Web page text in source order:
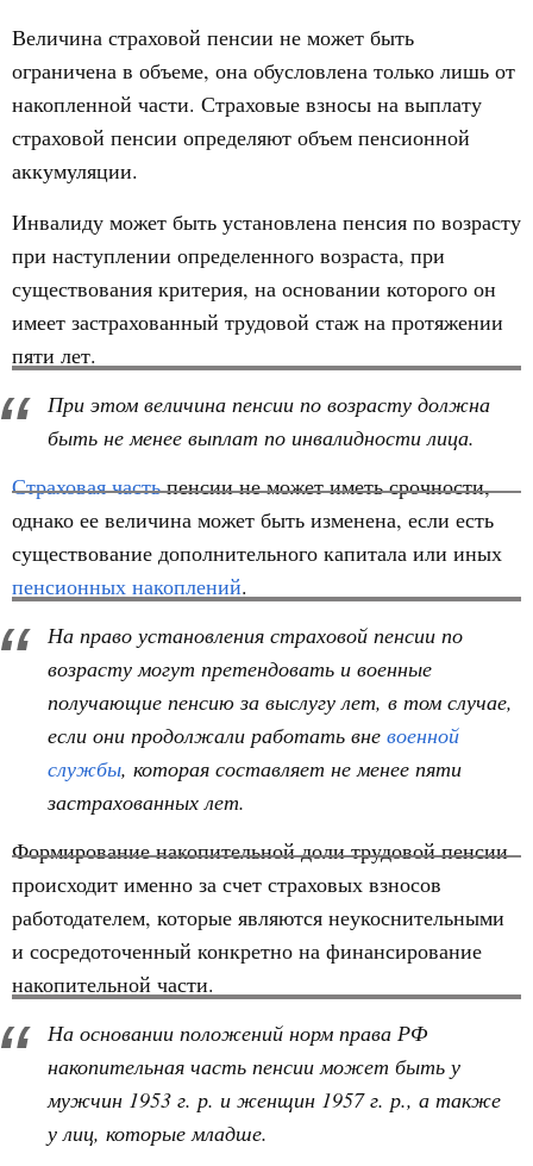
Величина страховой пенсии не может быть
ограничена в объеме, она обусловлена только лишь от
накопленной части. Страховые взносы на выплату
страховой пенсии определяют объем пенсионной
аккумуляции.
Инвалиду может быть установлена пенсия по возрасту
при наступлении определенного возраста, при
существования критерия, на основании которого он
имеет застрахованный трудовой стаж на протяжении
пяти лет.
При этом величина пенсии по возрасту должна
быть не менее выплат по инвалидности лица.
Страховая частьпенсии не может иметь срочности,
однако ее величина может быть изменена, если есть
существование дополнительного капитала или иных
пенсионных накоплений.
На право установления страховой пенсии по
возрасту могут претендовать и военные
получающие пенсию за выслугу лет, в том случае,
если они продолжали работать вне военной
службы, которая составляет не менее пяти
застрахованных лет.
Формирование накопительной доли трудовой пенсии
происходит именно за счет страховых взносов
работодателем, которые являются неукоснительными
и сосредоточенный конкретно на финансирование
накопительной части.
На основании положений норм права РФ
накопительная часть пенсии может быть у
мужчин 1953 г. р. и женщин 1957 г. р., а также
у лиц, которые младше.